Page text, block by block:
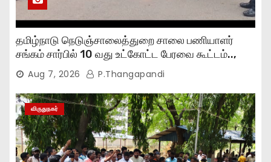
தமிழ்நாடு நெடுஞ்சாலைத்துறை சாலை பணியாளர்
சங்கம் சார்பில் 10 வது உட்கோட்ட பேரவை கூட்டம்..,
Aug 7, 2026 P.Thangapandi
விருதுநகர்